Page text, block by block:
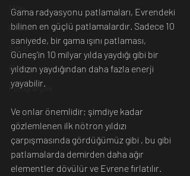
Uzay
Resim
Sanat
Doğa
Fotoğrafçılık
Gama radyasyonu patlamaları, Evrendeki
bilinen en güçlü patlamalardır. Sadece 10
saniyede, bir gama ışını patlaması,
Güneş'in 10 milyar yılda yaydığı gibi bir
yıldızın yaydığından daha fazla enerji
yayabilir.
Ve onlar önemlidir; şimdiye kadar
gözlemlenen ilk nötron yıldızı
çarpışmasında gördüğümüz gibi , bu gibi
patlamalarda demirden daha ağır
elementler dövülür ve Evrene fırlatılır.